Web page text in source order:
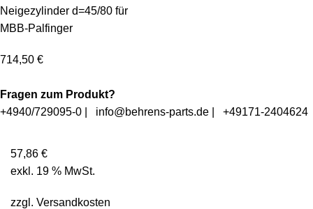
Neigezylinder d=45/80 für
MBB-Palfinger
714,50 €
Fragen zum Produkt?
+4940/729095-0
info@behrens-parts.de +49171-2404624
57,86 €
exkl. 19 % MwSt.
zzgl. Versandkosten